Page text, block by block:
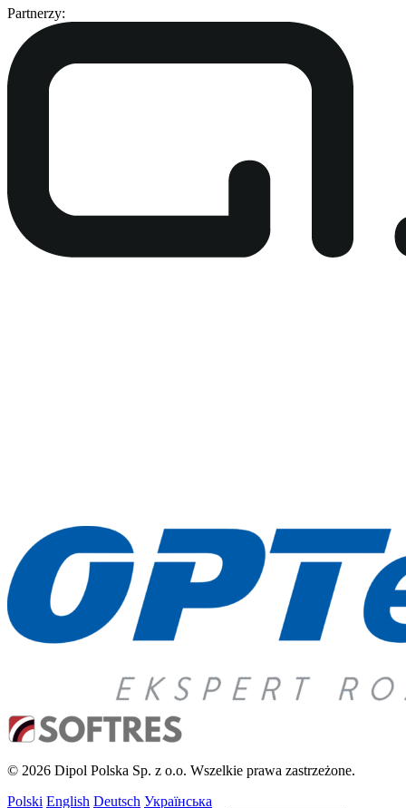
Partnerzy:
© 2026 Dipol Polska Sp. z o.o. Wszelkie prawa zastrzeżone.
Polski English Deutsch Українська